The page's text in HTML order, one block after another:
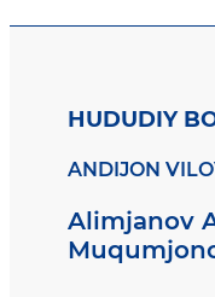
HUDUDIY
ANDIJON
Alimjanov